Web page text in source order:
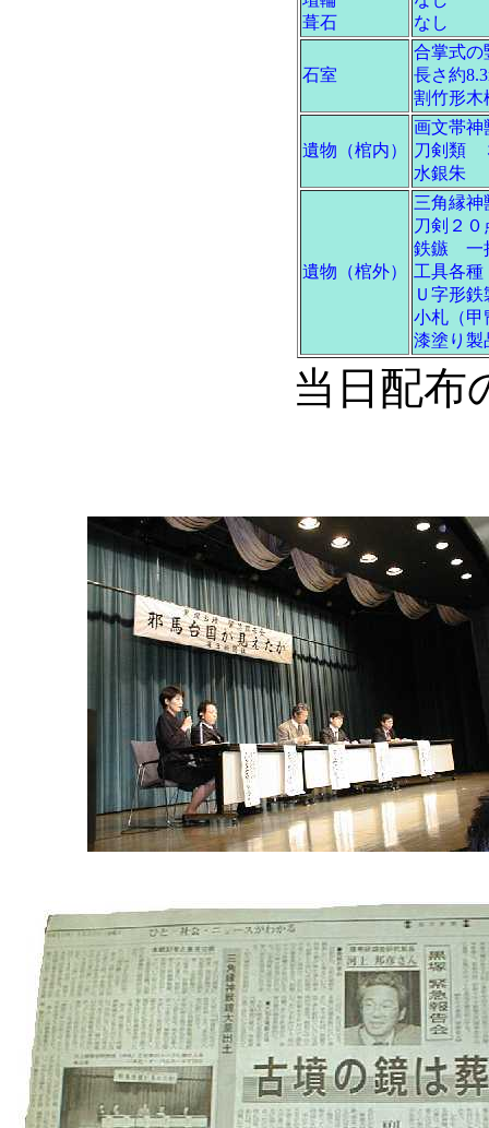
葺石
なし
石室
合掌式の
長さ約
割竹形
遺物（棺内）
画文帯神
刀剣類
水銀朱
遺物（棺外）
三角縁
刀剣２０
鉄鏃 一
工具各
Ｕ字形
小札（
漆塗り製
当日配布